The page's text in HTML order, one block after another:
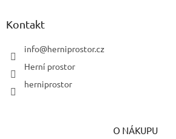
s
Kontakt
info@herniprostor.cz
Herní prostor
herniprostor
O NÁKUPU